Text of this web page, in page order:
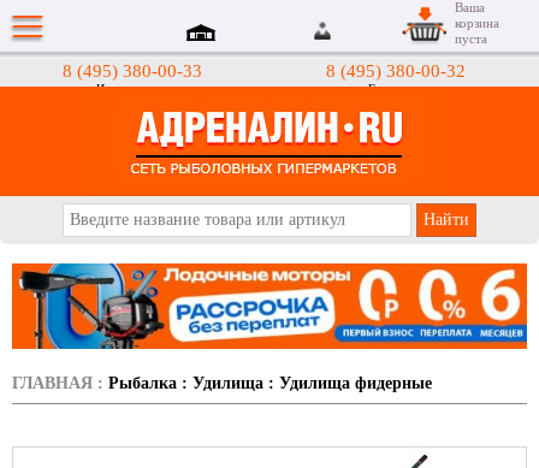
8 (495) 380-00-33
Интернет-магазин
8 (495) 380-00-32
Гипермаркеты
Ваша
корзина
пуста
ГЛАВНАЯ : Рыбалка : Удилища : Удилища фидерные